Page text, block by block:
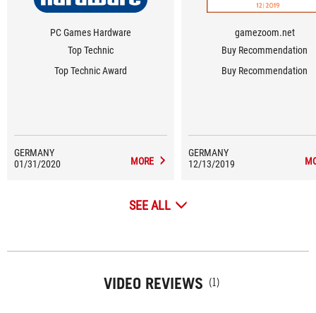
PC Games Hardware
Top Technic
Top Technic Award
GERMANY
01/31/2020
MORE
gamezoom.net
Buy Recommendation
Buy Recommendation
GERMANY
12/13/2019
SEE ALL
VIDEO REVIEWS (1)